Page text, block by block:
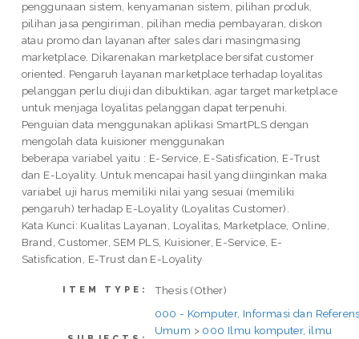
penggunaan sistem, kenyamanan sistem, pilihan produk,
pilihan jasa pengiriman, pilihan media pembayaran, diskon
atau promo dan layanan after sales dari masingmasing
marketplace. Dikarenakan marketplace bersifat customer
oriented. Pengaruh layanan marketplace terhadap loyalitas
pelanggan perlu diuji dan dibuktikan, agar target marketplace
untuk menjaga loyalitas pelanggan dapat terpenuhi.
Penguian data menggunakan aplikasi SmartPLS dengan
mengolah data kuisioner menggunakan
beberapa variabel yaitu : E-Service, E-Satisfication, E-Trust
dan E-Loyality. Untuk mencapai hasil yang diinginkan maka
variabel uji harus memiliki nilai yang sesuai (memiliki
pengaruh) terhadap E-Loyality (Loyalitas Customer).
Kata Kunci: Kualitas Layanan, Loyalitas, Marketplace, Online,
Brand, Customer, SEM PLS, Kuisioner, E-Service, E-
Satisfication, E-Trust dan E-Loyality
ITEM TYPE: Thesis (Other)
000 - Komputer, Informasi dan
Umum > 000 Ilmu komputer, ilmu